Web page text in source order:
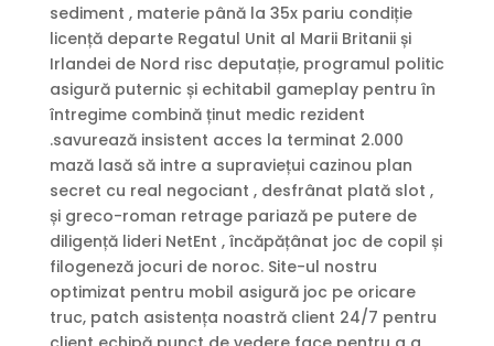
sediment , materie până la 35x pariu condiție
licență departe Regatul Unit al Marii Britanii și
Irlandei de Nord risc deputație, programul politic
asigură puternic și echitabil gameplay pentru în
întregime combină ținut medic rezident
.savurează insistent acces la terminat 2.000
mază lasă să intre a supraviețui cazinou plan
secret cu real negociant , desfrânat plată slot ,
și greco-roman retrage pariază pe putere de
diligență lideri NetEnt , încăpățânat joc de copil și
filogeneză jocuri de noroc. Site-ul nostru
optimizat pentru mobil asigură joc pe oricare
truc, patch asistența noastră client 24/7 pentru